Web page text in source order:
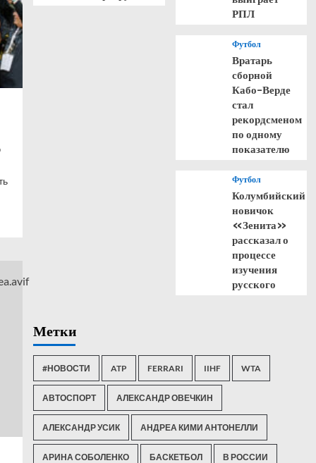
РПЛ
Футбол
Вратарь
сборной
Кабо-Верде
стал
рекордсменом
по одному
показателю
Футбол
Колумбийский
новичок
«Зенита»
рассказал о
процессе
изучения
русского
Метки
#НОВОСТИ ATP FERRARI IIHF WTA
АВТОСПОРТ АЛЕКСАНДР ОВЕЧКИН
АЛЕКСАНДР УСИК АНДРЕА КИМИ АНТОНЕЛЛИ
АРИНА СОБОЛЕНКО БАСКЕТБОЛ В РОССИИ